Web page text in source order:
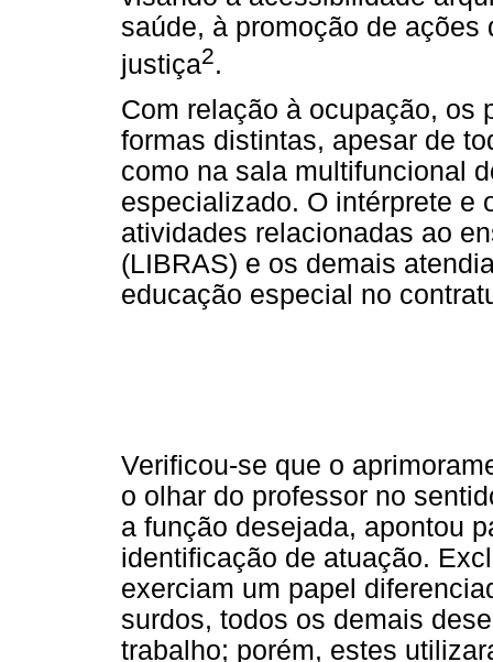
saúde, à promoção de
justiça2.
Com relação à ocupação, os
formas distintas, apesar de
como na sala multifuncional
especializado. O intérprete e
atividades relacionadas ao
(LIBRAS) e os demais
educação especial no
Verificou-se que o
o olhar do professor no
a função desejada, apontou
identificação de atuação.
exerciam um papel
surdos, todos os demais
trabalho; porém, estes